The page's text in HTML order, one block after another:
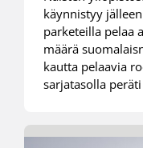
käynnistyy
parketeilla pelaa
määrä
kautta pelaavia
sarjatasolla